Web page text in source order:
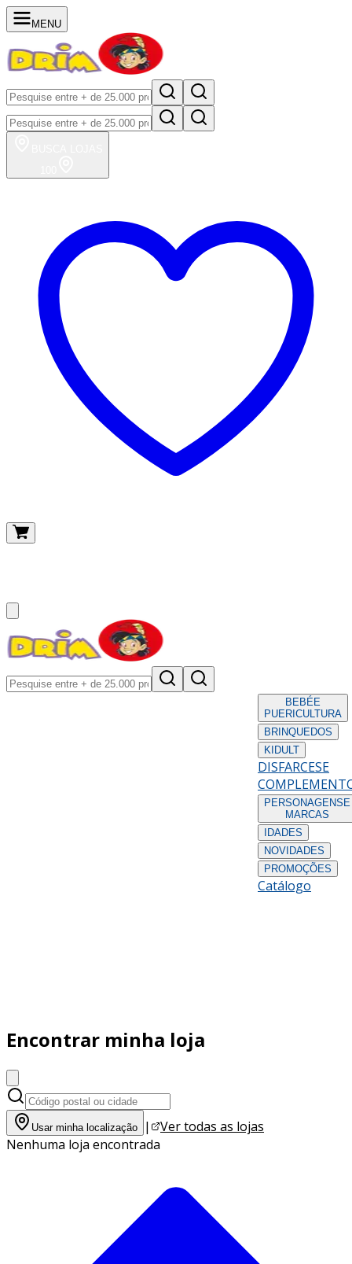
MENU
BEBÉE
PUERICULTURA
BRINQUEDOS
KIDULT
DISFARCESE
PERSONAGENS E
MARCAS
IDADES
NOVIDADES
PROMOÇÕES
Catálogo
Encontrar minha loja
Usar minha localização |
Ver todas as lojas
Nenhuma loja encontrada